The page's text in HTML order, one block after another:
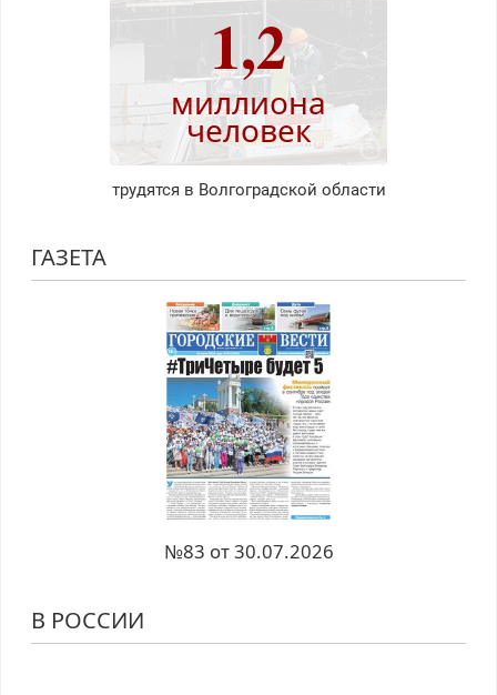
1,2
миллиона
человек
трудятся в Волгоградской области
ГАЗЕТА
№83 от 30.07.2026
В РОССИИ